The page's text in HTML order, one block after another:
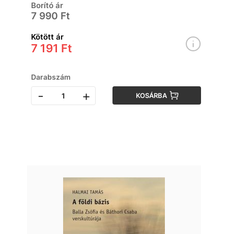
Borító ár
7 990 Ft
Kötött ár
7 191 Ft
Darabszám
- + KOSÁRBA